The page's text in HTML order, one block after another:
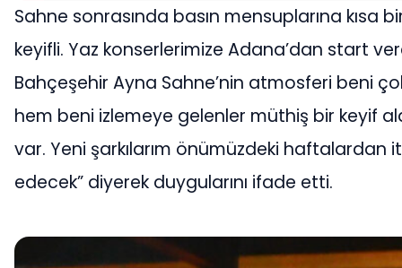
Sahne sonrasında basın mensuplarına kısa
keyifli. Yaz konserlerimize Adana’dan start
Bahçeşehir Ayna Sahne’nin atmosferi beni
hem beni izlemeye gelenler müthiş bir keyif
var. Yeni şarkılarım önümüzdeki
edecek” diyerek duygularını ifade etti.